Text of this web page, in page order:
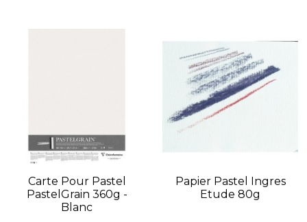
Carte Pour Pastel
PastelGrain 360g -
Blanc
Papier Pastel Ingres
Etude 80g